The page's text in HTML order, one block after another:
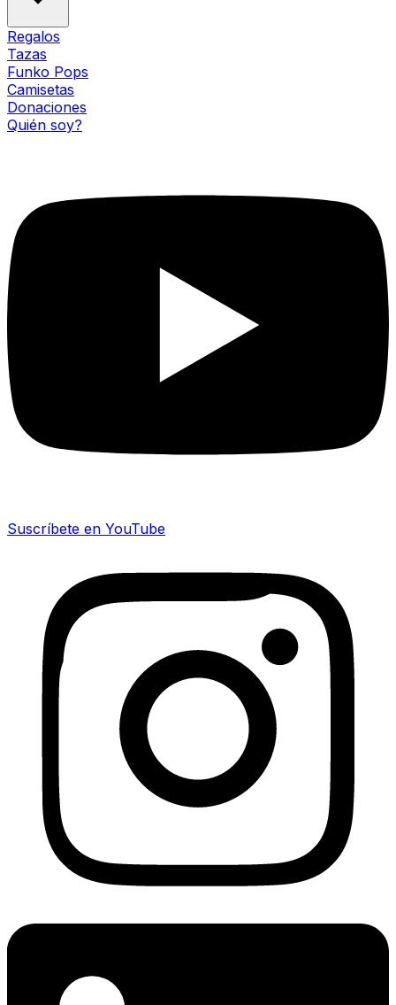
Regalos
Tazas
Funko Pops
Camisetas
Donaciones
Quién soy?
Suscríbete en YouTube